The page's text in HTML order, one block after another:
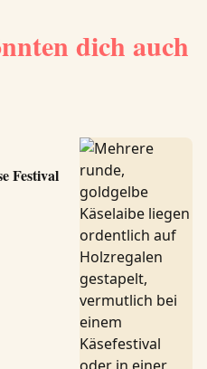
dich auch
Festival